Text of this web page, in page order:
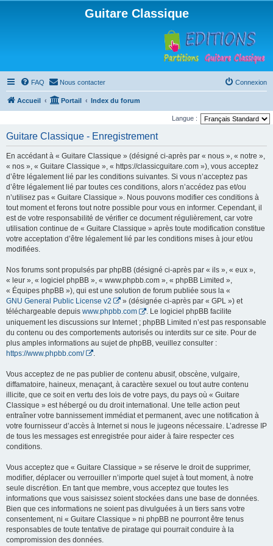
Guitare Classique
FAQ Nous contacter Connexion
Accueil Portail Index du forum
Langue :
Guitare Classique - Enregistrement
En accédant à « Guitare Classique » (désigné ci-après par « nous », « notre »,
« nos », « Guitare Classique », « https://classicguitare.com »), vous acceptez
d’être légalement lié par les conditions suivantes. Si vous n’acceptez pas
d’être légalement lié par toutes ces conditions, alors n’accédez pas et/ou
n’utilisez pas « Guitare Classique ». Nous pouvons modifier ces conditions à
tout moment et ferons tout notre possible pour vous en informer. Cependant, il
est de votre responsabilité de vérifier ce document régulièrement, car votre
utilisation continue de « Guitare Classique » après toute modification constitue
votre acceptation d’être légalement lié par les conditions mises à jour et/ou
modifiées.
Nos forums sont propulsés par phpBB (désigné ci-après par « ils », « eux »,
« leur », « logiciel phpBB », « www.phpbb.com », « phpBB Limited »,
« Équipes phpBB »), qui est une solution de forum publiée sous la «
GNU General Public License v2
» (désignée ci-après par « GPL ») et
téléchargeable depuis www.phpbb.com
. Le logiciel phpBB facilite
uniquement les discussions sur Internet ; phpBB Limited n’est pas responsable
du contenu ou des comportements autorisés ou interdits sur ce site. Pour de
plus amples informations au sujet de phpBB, veuillez consulter :
https://www.phpbb.com/
Vous acceptez de ne pas publier de contenu abusif, obscène, vulgaire,
diffamatoire, haineux, menaçant, à caractère sexuel ou tout autre contenu
illicite, que ce soit en vertu des lois de votre pays, du pays où « Guitare
Classique » est hébergé ou du droit international. Une telle action peut
entraîner votre bannissement immédiat et permanent, avec une notification à
votre fournisseur d’accès à Internet si nous le jugeons nécessaire. L’adresse IP
de tous les messages est enregistrée pour aider à faire respecter ces
conditions.
Vous acceptez que « Guitare Classique » se réserve le droit de supprimer,
modifier, déplacer ou verrouiller n’importe quel sujet à tout moment, à notre
seule discrétion. En tant que membre, vous acceptez que toutes les
informations que vous saisissez soient stockées dans une base de données.
Bien que ces informations ne soient pas divulguées à un tiers sans votre
consentement, ni « Guitare Classique » ni phpBB ne pourront être tenus
responsables de toute tentative de piratage qui pourrait conduire à la
compromission des données.